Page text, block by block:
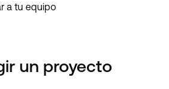
a tu equipo
un proyecto